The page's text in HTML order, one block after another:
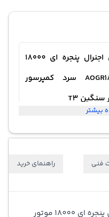
معرفی کوتاه کولر گازی اجنرال پنجره ای 18000
موتور کاوازاکی AOGR18AHT سرد کمپرسور
بیشتر
فنی
راهنمای خرید
پنجره ای 18000 موتور